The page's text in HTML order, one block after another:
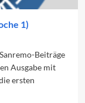
1)
Beiträge
Ausgabe mit
ersten